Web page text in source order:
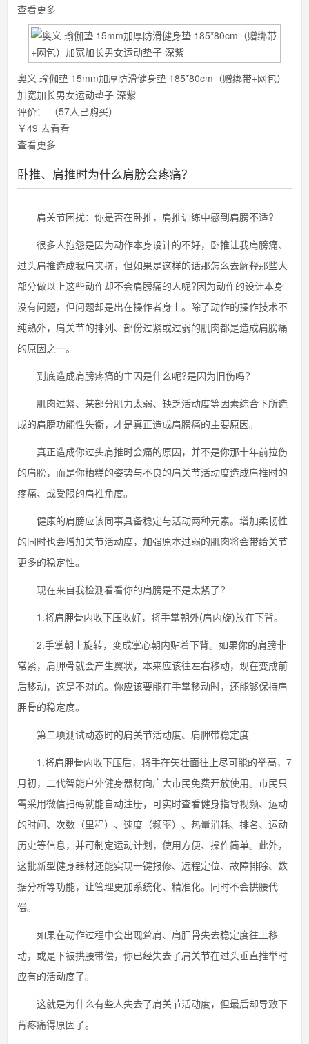
查看更多
奥义 瑜伽垫 15mm加厚防滑健身垫 185*80cm（赠绑带+网包）
加宽加长男女运动垫子 深紫
评价：
（57人已购买）
￥49 去看看
查看更多
卧推、肩推时为什么肩膀会疼痛？
肩关节困扰：你是否在卧推，肩推训练中感到肩膀不适?
很多人抱怨是因为动作本身设计的不好，卧推让我肩膀痛、
过头肩推造成我肩夹挤，但如果是这样的话那怎么去解释那些大
部分做以上这些动作却不会肩膀痛的人呢?因为动作的设计本身
没有问题，但问题却是出在操作者身上。除了动作的操作技术不
纯熟外，肩关节的排列、部份过紧或过弱的肌肉都是造成肩膀痛
的原因之一。
到底造成肩膀疼痛的主因是什么呢?是因为旧伤吗?
肌肉过紧、某部分肌力太弱、缺乏活动度等因素综合下所造
成的肩膀功能性失衡，才是真正造成肩膀痛的主要原因。
真正造成你过头肩推时会痛的原因，并不是你那十年前拉伤
的肩膀，而是你糟糕的姿势与不良的肩关节活动度造成肩推时的
疼痛、或受限的肩推角度。
健康的肩膀应该同事具备稳定与活动两种元素。增加柔韧性
的同时也会增加关节活动度，加强原本过弱的肌肉将会带给关节
更多的稳定性。
现在来自我检测看看你的肩膀是不是太紧了?
1.将肩胛骨内收下压收好，将手掌朝外(肩内旋)放在下背。
2.手掌朝上旋转，变成掌心朝内贴着下背。如果你的肩膀非
常紧，肩胛骨就会产生翼状，本来应该往左右移动，现在变成前
后移动，这是不对的。你应该要能在手掌移动时，还能够保持肩
胛骨的稳定度。
第二项测试动态时的肩关节活动度、肩胛带稳定度
1.将肩胛骨内收下压后，将手在矢壮面往上尽可能的举高，7
月初，二代智能户外健身器材向广大市民免费开放使用。市民只
需采用微信扫码就能自动注册，可实时查看健身指导视频、运动
的时间、次数（里程）、速度（频率）、热量消耗、排名、运动
历史等信息，并可制定运动计划，使用方便、操作简单。此外，
这批新型健身器材还能实现一键报修、远程定位、故障排除、数
据分析等功能，让管理更加系统化、精准化。同时不会拱腰代
偿。
如果在动作过程中会出现耸肩、肩胛骨失去稳定度往上移
动，或是下被拱腰带偿，你已经失去了肩关节在过头垂直推举时
应有的活动度了。
这就是为什么有些人失去了肩关节活动度，但最后却导致下
背疼痛得原因了。